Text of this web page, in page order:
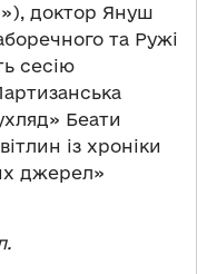
доктор Януш
та Ружі
сесію
Беати
із хроніки
джерел»